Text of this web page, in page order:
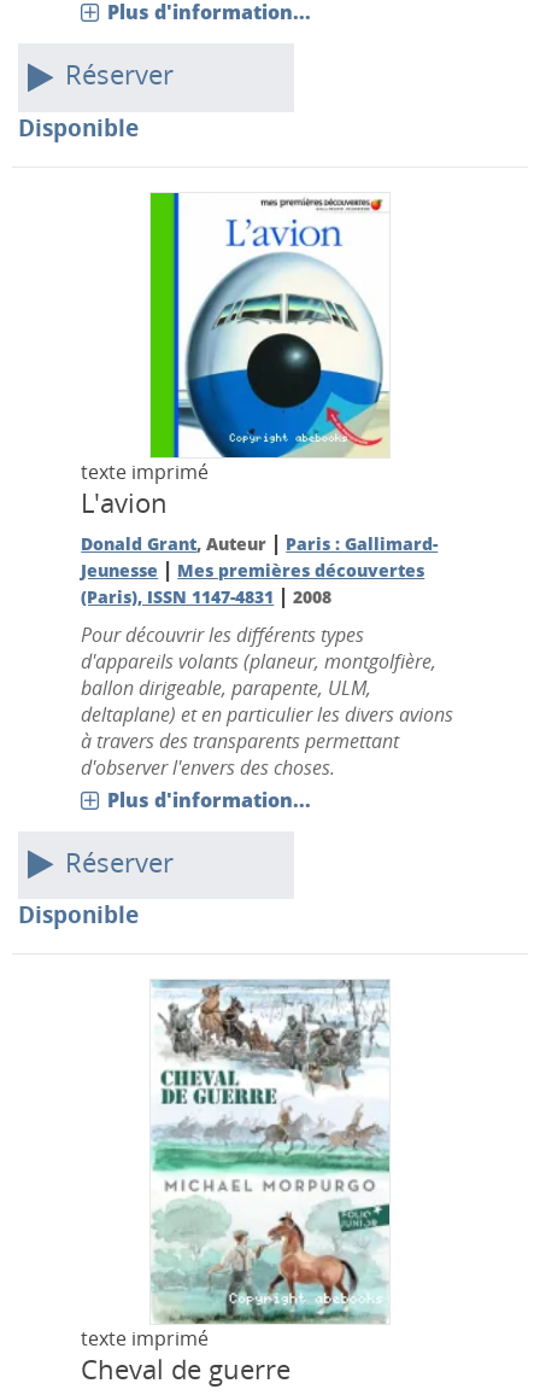
Plus d'information...
Réserver
Disponible
texte imprimé
L'avion
Donald Grant, Auteur | Paris : Gallimard-
Jeunesse | Mes premières découvertes
(Paris), ISSN 1147-4831 |2008
Pour découvrir les différents types
d'appareils volants (planeur, montgolfière,
ballon dirigeable, parapente, ULM,
deltaplane) et en particulier les divers avions
à travers des transparents permettant
d'observer l'envers des choses.
Plus d'information...
Réserver
Disponible
texte imprimé
Cheval de guerre